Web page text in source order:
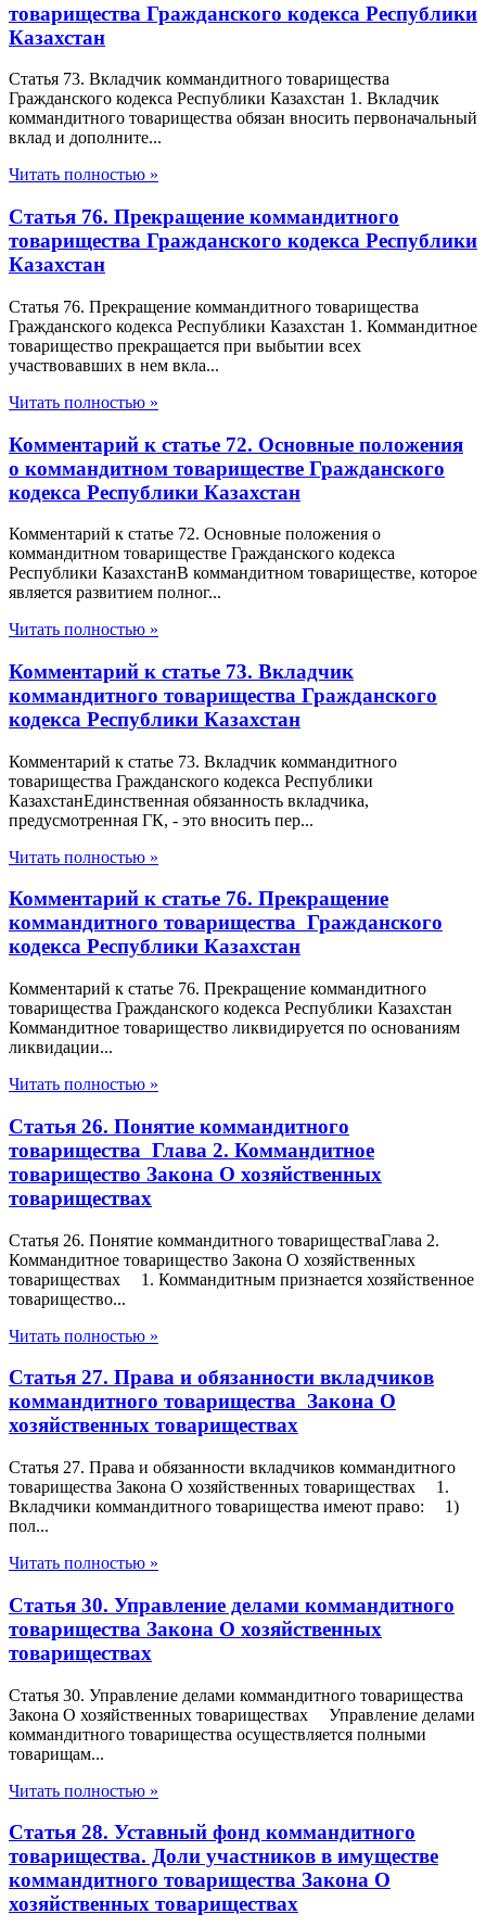
товарищества Гражданского кодекса Республики
Казахстан
Статья 73. Вкладчик коммандитного товарищества
Гражданского кодекса Республики Казахстан 1. Вкладчик
коммандитного товарищества обязан вносить первоначальный
вклад и дополните...
Читать полностью »
Статья 76. Прекращение коммандитного
товарищества Гражданского кодекса Республики
Казахстан
Статья 76. Прекращение коммандитного товарищества
Гражданского кодекса Республики Казахстан 1. Коммандитное
товарищество прекращается при выбытии всех
участвовавших в нем вкла...
Читать полностью »
Комментарий к статье 72. Основные положения
о коммандитном товариществе Гражданского
кодекса Республики Казахстан
Комментарий к статье 72. Основные положения о
коммандитном товариществе Гражданского кодекса
Республики КазахстанВ коммандитном товариществе, которое
является развитием полног...
Читать полностью »
Комментарий к статье 73. Вкладчик
коммандитного товарищества Гражданского
кодекса Республики Казахстан
Комментарий к статье 73. Вкладчик коммандитного
товарищества Гражданского кодекса Республики
КазахстанЕдинственная обязанность вкладчика,
предусмотренная ГК, - это вносить пер...
Читать полностью »
Комментарий к статье 76. Прекращение
коммандитного товарищества Гражданского
кодекса Республики Казахстан
Комментарий к статье 76. Прекращение коммандитного
товарищества Гражданского кодекса Республики Казахстан
Коммандитное товарищество ликвидируется по основаниям
ликвидации...
Читать полностью »
Статья 26. Понятие коммандитного
товарищества Глава 2. Коммандитное
товарищество Закона О хозяйственных
товариществах
Статья 26. Понятие коммандитного товариществаГлава 2.
Коммандитное товарищество Закона О хозяйственных
товариществах 1. Коммандитным признается хозяйственное
товарищество...
Читать полностью »
Статья 27. Права и обязанности вкладчиков
коммандитного товарищества Закона О
хозяйственных товариществах
Статья 27. Права и обязанности вкладчиков коммандитного
товарищества Закона О хозяйственных товариществах 1.
Вкладчики коммандитного товарищества имеют право: 1)
пол...
Читать полностью »
Статья 30. Управление делами коммандитного
товарищества Закона О хозяйственных
товариществах
Статья 30. Управление делами коммандитного товарищества
Закона О хозяйственных товариществах Управление делами
коммандитного товарищества осуществляется полными
товарищам...
Читать полностью »
Статья 28. Уставный фонд коммандитного
товарищества. Доли участников в имуществе
коммандитного товарищества Закона О
хозяйственных товариществах